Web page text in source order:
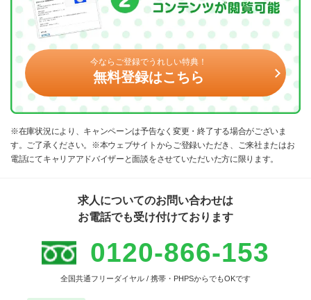
今ならご登録でうれしい特典！
無料登録はこちら
※在庫状況により、キャンペーンは予告なく変更・終了する場合がございま
す。ご了承ください。※本ウェブサイトからご登録いただき、ご来社またはお
電話にてキャリアアドバイザーと面談をさせていただいた方に限ります。
求人についてのお問い合わせは
お電話でも受け付けております
0120-866-153
全国共通フリーダイヤル / 携帯・PHPSからでもOKです